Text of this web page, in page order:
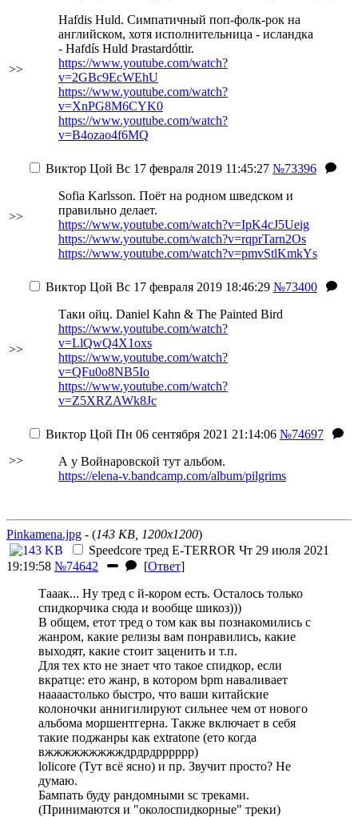
>>
Hafdis Huld. Симпатичный поп-фолк-рок на
английском, хотя исполнительница - исландка
- Hafdís Huld Þrastardóttir.
https://www.youtube.com/watch?
v=2GBc9EcWEhU
https://www.youtube.com/watch?
v=XnPG8M6CYK0
https://www.youtube.com/watch?
v=B4ozao4f6MQ
>>
Виктор Цой Вс 17 февраля 2019 11:45:27 №73396
Sofia Karlsson. Поёт на родном шведском и
правильно делает.
https://www.youtube.com/watch?v=IpK4cJ5Ueig
https://www.youtube.com/watch?v=rqprTarn2Os
https://www.youtube.com/watch?v=pmvStlKmkYs
>>
Виктор Цой Вс 17 февраля 2019 18:46:29 №73400
Таки ойц. Daniel Kahn & The Painted Bird
https://www.youtube.com/watch?
v=LlQwQ4X1oxs
https://www.youtube.com/watch?
v=QFu0o8NB5Io
https://www.youtube.com/watch?
v=Z5XRZAWk8Jc
>>
Виктор Цой Пн 06 сентября 2021 21:14:06 №74697
А у Войнаровской тут альбом.
https://elena-v.bandcamp.com/album/pilgrims
Pinkamena.jpg - (143 KB, 1200x1200)
Speedcore тред E-TERROR Чт 29 июля 2021
19:19:58 №74642 [Ответ]
Тааак... Ну тред с й-кором есть. Осталось только
спидкорчика сюда и вообще шикоз)))
В общем, етот тред о том как вы познакомились с
жанром, какие релизы вам понравились, какие
выходят, какие стоит заценить и т.п.
Для тех кто не знает что такое спидкор, если
вкратце: ето жанр, в котором bpm наваливает
наааастолько быстро, что ваши китайские
колоночки аннигилируют сильнее чем от нового
альбома моршентгерна. Также включает в себя
такие поджанры как extratone (ето когда
вжжжжжжжжждрдрдрррррр)
lolicore (Тут всё ясно) и пр. Звучит просто? Не
думаю.
Бампать буду рандомными sc треками.
(Принимаются и "околоспидкорные" треки)